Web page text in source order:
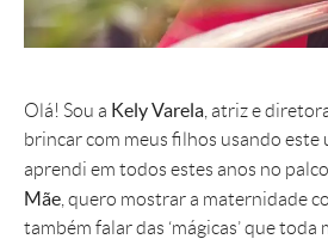
Olá! Sou a Kely Varela , atriz e
brincar com meus filhos usando
aprendi em todos estes anos no
Mãe , quero mostrar a maternidade
também falar das ‘mágicas’ que toda